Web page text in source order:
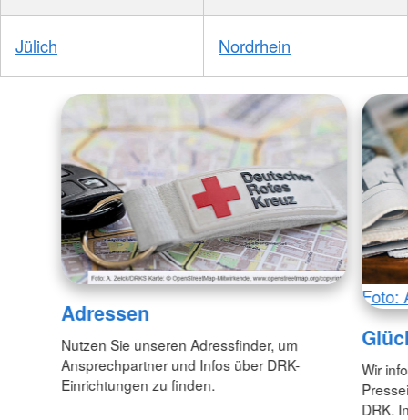
Jülich Nordrhein
Adressen
Nutzen Sie unseren Adressfinder, um
Ansprechpartner und Infos über DRK-
Einrichtungen zu finden.
Foto:
Wir
DRK.